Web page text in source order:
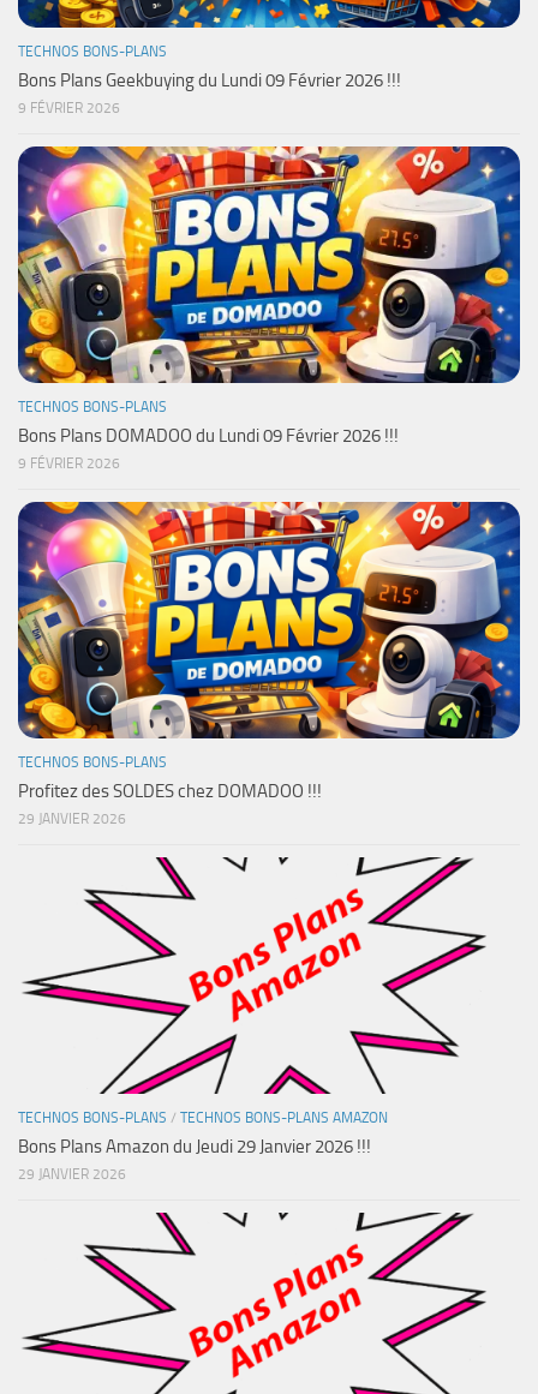
TECHNOS BONS-PLANS
Bons Plans Geekbuying du Lundi 09 Février 2026 !!!
9 FÉVRIER 2026
TECHNOS BONS-PLANS
Bons Plans DOMADOO du Lundi 09 Février 2026 !!!
9 FÉVRIER 2026
TECHNOS BONS-PLANS
Profitez des SOLDES chez DOMADOO !!!
29 JANVIER 2026
TECHNOS BONS-PLANS / TECHNOS BONS-PLANS AMAZON
Bons Plans Amazon du Jeudi 29 Janvier 2026 !!!
29 JANVIER 2026